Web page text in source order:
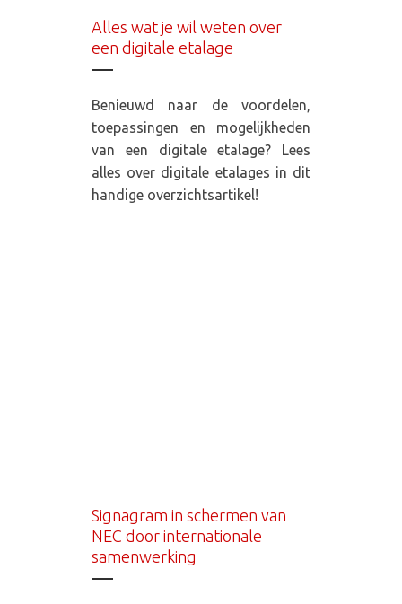
Alles wat je wil weten over
een digitale etalage
Benieuwd naar de voordelen,
toepassingen en mogelijkheden
van een digitale etalage? Lees
alles over digitale etalages in dit
handige overzichtsartikel!
Signagram in schermen van
NEC door internationale
samenwerking